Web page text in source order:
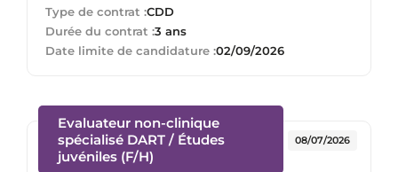
Type de contrat :CDD
Durée du contrat :3 ans
Date limite de candidature :02/09/2026
Evaluateur non-clinique
spécialisé DART / Études
juvéniles (F/H)
08/07/2026